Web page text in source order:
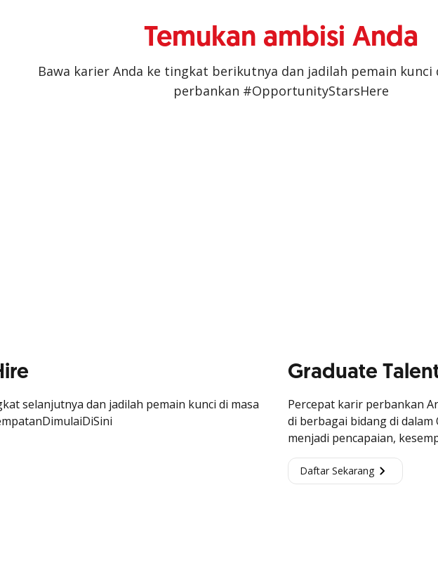
Temukan ambisi Anda
Bawa karier Anda ke tingkat berikutnya dan jadilah pemain kunci
perbankan #OpportunityStarsHere
selanjutnya dan jadilah pemain kunci di masa
Graduate
Percepat karir perbankan
di berbagai bidang di
menjadi pencapaian,
Daftar Sekarang